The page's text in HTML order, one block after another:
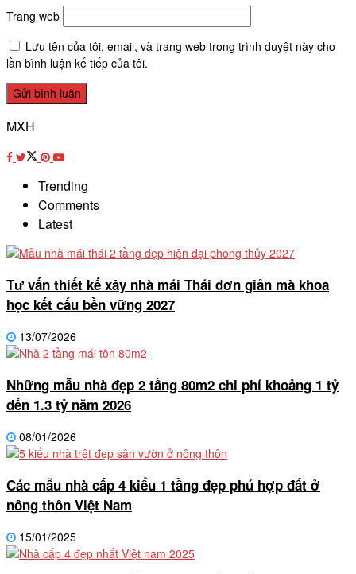
Trang web
Lưu tên của tôi, email, và trang web trong trình duyệt này cho
lần bình luận kế tiếp của tôi.
MXH
Trending
Comments
Latest
Tư vấn thiết kế xây nhà mái Thái đơn giản mà khoa
học kết cấu bền vững 2027
13/07/2026
Những mẫu nhà đẹp 2 tầng 80m2 chi phí khoảng 1 tỷ
đến 1.3 tỷ năm 2026
08/01/2026
Các mẫu nhà cấp 4 kiểu 1 tầng đẹp phú hợp đất ở
nông thôn Việt Nam
15/01/2025